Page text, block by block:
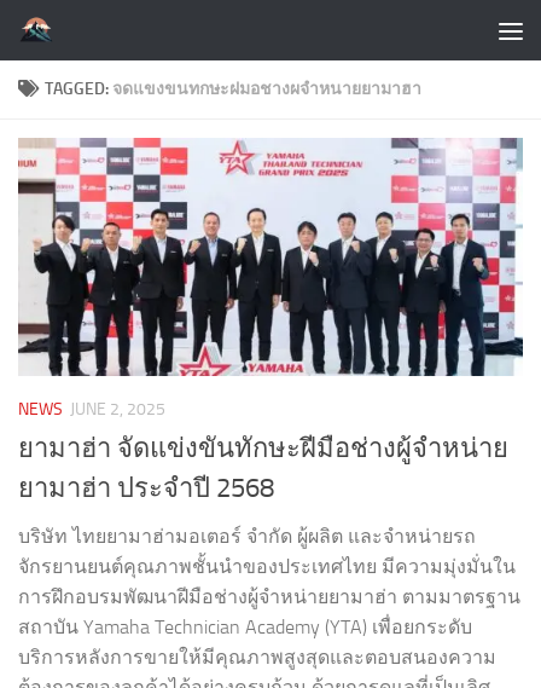
Skip to content
TAGGED: จดแขงขนทกษะฝมอชางผจำหนายยามาฮา
NEWS JUNE 2, 2025
ยามาฮ่า จัดแข่งขันทักษะฝีมือช่างผู้จำหน่าย
ยามาฮ่า ประจำปี 2568
บริษัท ไทยยามาฮ่ามอเตอร์ จำกัด ผู้ผลิต และจำหน่ายรถ
จักรยานยนต์คุณภาพชั้นนำของประเทศไทย มีความมุ่งมั่นใน
การฝึกอบรมพัฒนาฝีมือช่างผู้จำหน่ายยามาฮ่า ตามมาตรฐาน
สถาบัน Yamaha Technician Academy (YTA) เพื่อยกระดับ
บริการหลังการขายให้มีคุณภาพสูงสุดและตอบสนองความ